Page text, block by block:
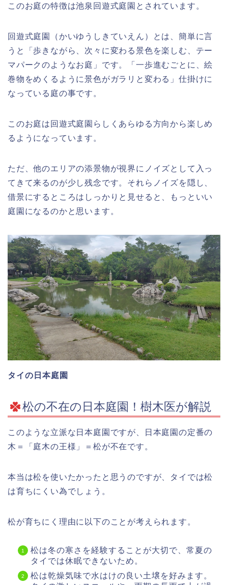
このお庭の特徴は池泉回遊式庭園とされています。
回遊式庭園（かいゆうしきていえん）とは、簡単に言
うと「歩きながら、次々に変わる景色を楽しむ、テー
マパークのようなお庭」です。「一歩進むごとに、絵
巻物をめくるように景色がガラリと変わる」仕掛けに
なっている庭の事です。
このお庭は回遊式庭園らしくあらゆる方向から楽しめ
るようになっています。
ただ、他のエリアの添景物が視界にノイズとして入っ
てきて来るのが少し残念です。それらノイズを隠し、
借景にするところはしっかりと見せると、もっといい
庭園になるのかと思います。
タイの日本庭園
松の不在の日本庭園！樹木医が解説
このような立派な日本庭園ですが、日本庭園の定番の
木＝「庭木の王様」＝松が不在です。
本当は松を使いたかったと思うのですが、タイでは松
は育ちにくい為でしょう。
松が育ちにく理由に以下のことが考えられます。
松は冬の寒さを経験することが大切で、常夏の
タイでは休眠できないため。
松は乾燥気味で水はけの良い土壌を好みます。